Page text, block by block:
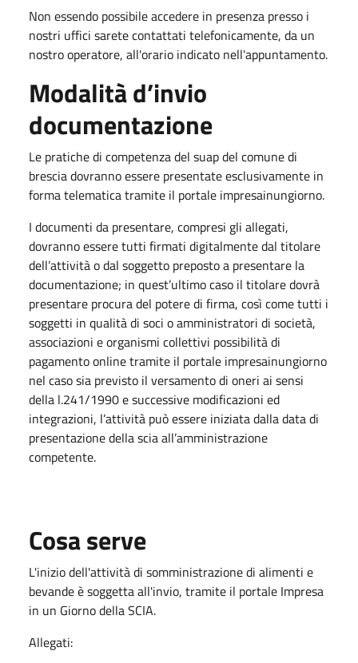
Non essendo possibile accedere in presenza presso i
nostri uffici sarete contattati telefonicamente, da un
nostro operatore, all'orario indicato nell'appuntamento.
Modalità d’invio
documentazione
Le pratiche di competenza del suap del comune di
brescia dovranno essere presentate esclusivamente in
forma telematica tramite il portale impresainungiorno.
​I documenti da presentare, compresi gli allegati,
dovranno essere tutti firmati digitalmente dal titolare
dell’attività o dal soggetto preposto a presentare la
documentazione; in quest’ultimo caso il titolare dovrà
presentare procura del potere di firma, così come tutti i
soggetti in qualità di soci o amministratori di società,
associazioni e organismi collettivi possibilità di
pagamento online tramite il portale impresainungiorno
nel caso sia previsto il versamento di oneri ai sensi
della l.241/1990 e successive modificazioni ed
integrazioni, l’attività può essere iniziata dalla data di
presentazione della scia all’amministrazione
competente.
Cosa serve
L'inizio dell'attività di somministrazione di alimenti e
bevande è soggetta all'invio, tramite il portale Impresa
in un Giorno della SCIA.
Allegati: